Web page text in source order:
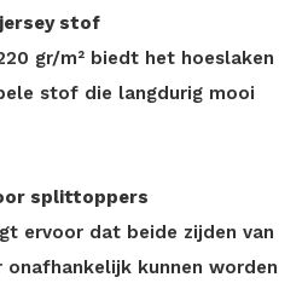
stof
gr/m² biedt het hoeslaken
stof die langdurig mooi
splittoppers
ervoor dat beide zijden van
kunnen worden